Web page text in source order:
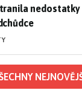
nedostatky